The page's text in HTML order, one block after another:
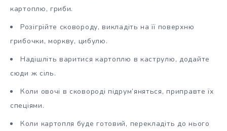
картоплю, гриби.
Розігрійте сковороду, викладіть на її поверхню
грибочки, моркву, цибулю.
Надішліть варитися картоплю в каструлю, додайте
сюди ж сіль.
Коли овочі в сковороді підрум’яняться, приправте їх
спеціями.
Коли картопля буде готовий, перекладіть до нього